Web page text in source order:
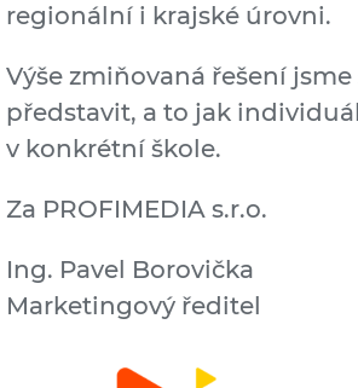
regionální i krajské úrovni.
Výše zmiňovaná řešení
představit, a to jak
v konkrétní škole.
Za PROFIMEDIA s.r.o.
Ing. Pavel Borovička
Marketingový ředitel